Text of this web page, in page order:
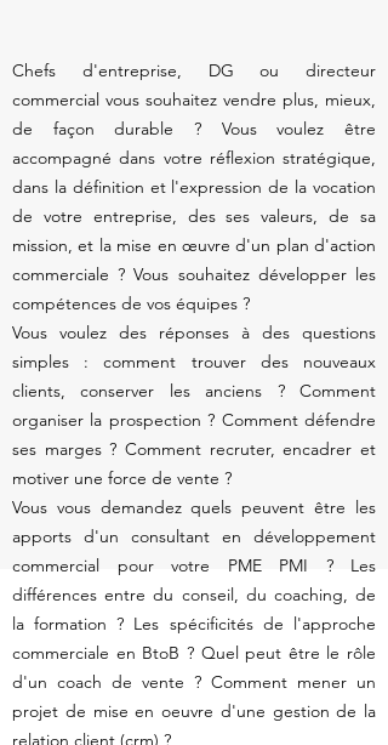
Chefs d'entreprise, DG ou directeur
commercial vous souhaitez vendre plus, mieux,
de façon durable ? Vous voulez être
accompagné dans votre réflexion stratégique,
dans la définition et l'expression de la vocation
de votre entreprise, des ses valeurs, de sa
mission, et la mise en œuvre d'un plan d'action
commerciale ? Vous souhaitez développer les
compétences de vos équipes ?
Vous voulez des réponses à des questions
simples : comment trouver des nouveaux
clients, conserver les anciens ? Comment
organiser la prospection ? Comment défendre
ses marges ? Comment recruter, encadrer et
motiver une force de vente ?
Vous vous demandez quels peuvent être les
apports d'un consultant en développement
commercial pour votre PME PMI ? Les
différences entre du conseil, du coaching, de
la formation ? Les spécificités de l'approche
commerciale en BtoB ? Quel peut être le rôle
d'un coach de vente ? Comment mener un
projet de mise en oeuvre d'une gestion de la
relation client (crm) ?